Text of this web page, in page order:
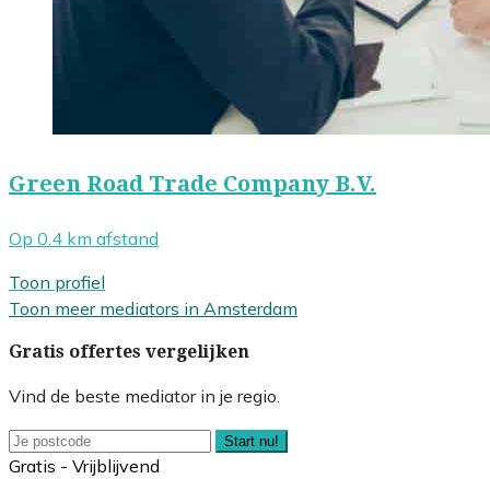
Green Road Trade Company B.V.
Op 0.4 km afstand
Toon profiel
Toon meer mediators in Amsterdam
Gratis offertes vergelijken
Vind de beste mediator in je regio.
Start nu!
Gratis - Vrijblijvend